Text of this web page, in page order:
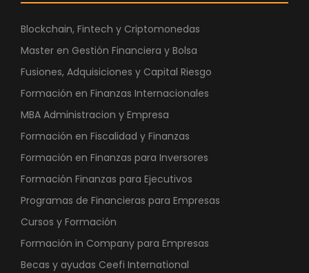
Blockchain, Fintech y Criptomonedas
Master en Gestión Financiera y Bolsa
Fusiones, Adquisiciones y Capital Riesgo
Formación en Finanzas Internacionales
MBA Administracion y Empresa
Formación en Fiscalidad y Finanzas
Formación en Finanzas para Inversores
Formación Finanzas para Ejecutivos
Programas de Financieras para Empresas
Cursos y Formación
Formación in Company para Empresas
Becas y ayudas Ceefi International